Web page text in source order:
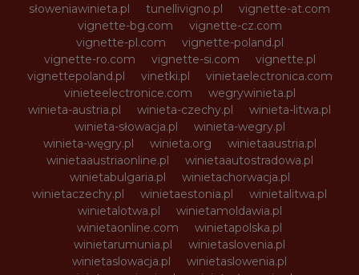
słoweniawinieta.pl
tunellivigno.pl
vignette-at.com
vignette-bg.com
vignette-cz.com
vignette-pl.com
vignette-poland.pl
vignette-ro.com
vignette-si.com
vignette.pl
vignettepoland.pl
vinetki.pl
vinietaelectronica.com
vinieteelectronice.com
wegrywinieta.pl
winieta-austria.pl
winieta-czechy.pl
winieta-litwa.pl
winieta-słowacja.pl
winieta-wegry.pl
winieta-węgry.pl
winieta.org
winietaaustria.pl
winietaaustriaonline.pl
winietaautostradowa.pl
winietabulgaria.pl
winietachorwacja.pl
winietaczechy.pl
winietaestonia.pl
winietalitwa.pl
winietalotwa.pl
winietamoldawia.pl
winietaonline.com
winietapolska.pl
winietarumunia.pl
winietaslovenia.pl
winietaslowacja.pl
winietaslowenia.pl